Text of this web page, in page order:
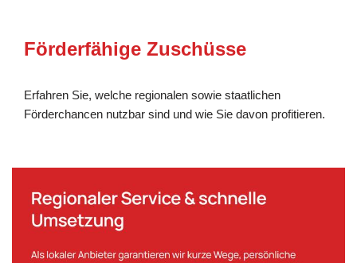
Förderfähige Zuschüsse
Erfahren Sie, welche regionalen sowie staatlichen
Förderchancen nutzbar sind und wie Sie davon profitieren.